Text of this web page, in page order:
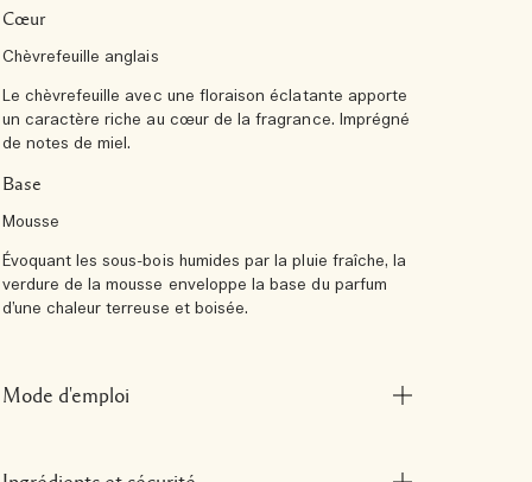
Cœur
Chèvrefeuille anglais
Le chèvrefeuille avec une floraison éclatante apporte
un caractère riche au cœur de la fragrance. Imprégné
de notes de miel.
Base
Mousse
Évoquant les sous-bois humides par la pluie fraîche, la
verdure de la mousse enveloppe la base du parfum
d’une chaleur terreuse et boisée.
Mode d'emploi